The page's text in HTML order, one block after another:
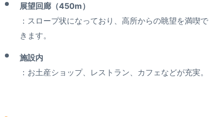
展望回廊（450m）
：スロープ状になっており、高所からの眺望を満喫で
きます。
施設内
：お土産ショップ、レストラン、カフェなどが充実。